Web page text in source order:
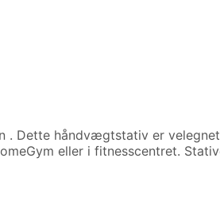
. Dette håndvægtstativ er
eller i fitnesscentret.